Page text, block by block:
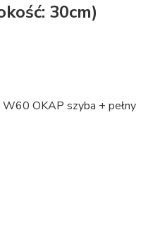
30cm)
OKAP szyba + pełny